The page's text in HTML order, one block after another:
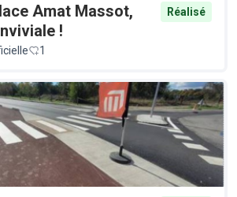
Amat Massot,
!
Réalisé
1